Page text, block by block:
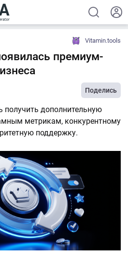
Vitamin.tools
премиум-
Поделись
получить дополнительную
метрикам, конкурентному
поддержку.